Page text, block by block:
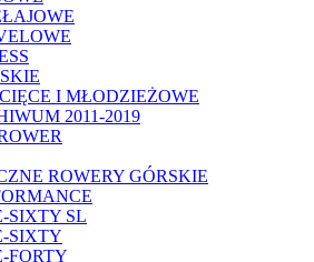
I MŁODZIEŻOWE
2011-2019
ROWERY GÓRSKIE
SIXTY SL
SIXTY
FORTY